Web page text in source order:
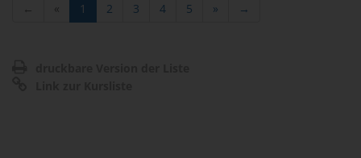
← « 1 2 3 4 5 » →